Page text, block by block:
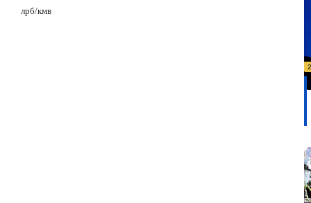
лрб/кмв